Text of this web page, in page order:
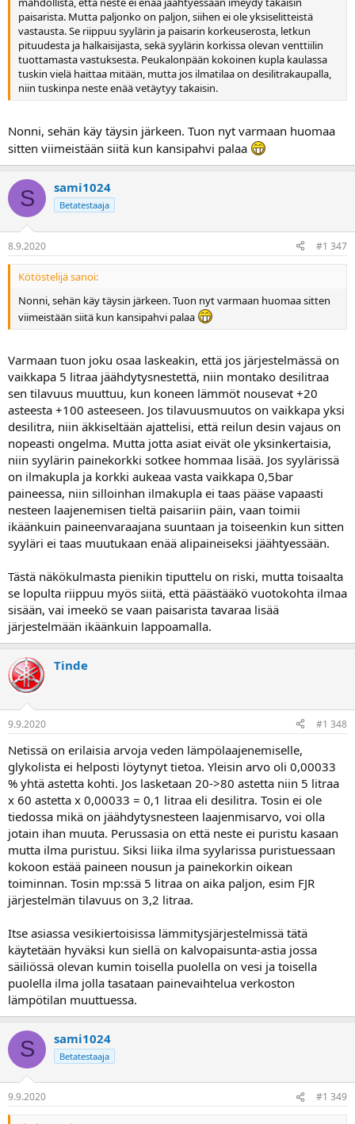
paisarista. Mutta paljonko on paljon, siihen ei ole yksiselitteistä
vastausta. Se riippuu syylärin ja paisarin korkeuserosta, letkun
pituudesta ja halkaisijasta, sekä syylärin korkissa olevan venttiilin
tuottamasta vastuksesta. Peukalonpään kokoinen kupla kaulassa
tuskin vielä haittaa mitään, mutta jos ilmatilaa on desilitrakaupalla,
niin tuskinpa neste enää vetäytyy takaisin.
Nonni, sehän käy täysin järkeen. Tuon nyt varmaan huomaa
sitten viimeistään siitä kun kansipahvi palaa
S sami1024
Betatestaaja
8.9.2020 #1 347
Kötöstelijä sanoi:
Nonni, sehän käy täysin järkeen. Tuon nyt varmaan huomaa sitten
viimeistään siitä kun kansipahvi palaa
Varmaan tuon joku osaa laskeakin, että jos järjestelmässä on
vaikkapa 5 litraa jäähdytysnestettä, niin montako desilitraa
sen tilavuus muuttuu, kun koneen lämmöt nousevat +20
asteesta +100 asteeseen. Jos tilavuusmuutos on vaikkapa yksi
desilitra, niin äkkiseltään ajattelisi, että reilun desin vajaus on
nopeasti ongelma. Mutta jotta asiat eivät ole yksinkertaisia,
niin syylärin painekorkki sotkee hommaa lisää. Jos syylärissä
on ilmakupla ja korkki aukeaa vasta vaikkapa 0,5bar
paineessa, niin silloinhan ilmakupla ei taas pääse vapaasti
nesteen laajenemisen tieltä paisariin päin, vaan toimii
ikäänkuin paineenvaraajana suuntaan ja toiseenkin kun sitten
syyläri ei taas muutukaan enää alipaineiseksi jäähtyessään.
Tästä näkökulmasta pienikin tiputtelu on riski, mutta toisaalta
se lopulta riippuu myös siitä, että päästääkö vuotokohta ilmaa
sisään, vai imeekö se vaan paisarista tavaraa lisää
järjestelmään ikäänkuin lappoamalla.
Tinde
9.9.2020 #1 348
Netissä on erilaisia arvoja veden lämpölaajenemiselle,
glykolista ei helposti löytynyt tietoa. Yleisin arvo oli 0,00033
% yhtä astetta kohti. Jos lasketaan 20->80 astetta niin 5 litraa
x 60 astetta x 0,00033 = 0,1 litraa eli desilitra. Tosin ei ole
tiedossa mikä on jäähdytysnesteen laajenmisarvo, voi olla
jotain ihan muuta. Perussasia on että neste ei puristu kasaan
mutta ilma puristuu. Siksi liika ilma syylarissa puristuessaan
kokoon estää paineen nousun ja painekorkin oikean
toiminnan. Tosin mp:ssä 5 litraa on aika paljon, esim FJR
järjestelmän tilavuus on 3,2 litraa.
Itse asiassa vesikiertoisissa lämmitysjärjestelmissä tätä
käytetään hyväksi kun siellä on kalvopaisunta-astia jossa
säiliössä olevan kumin toisella puolella on vesi ja toisella
puolella ilma jolla tasataan painevaihtelua verkoston
lämpötilan muuttuessa.
S sami1024
Betatestaaja
9.9.2020 #1 349